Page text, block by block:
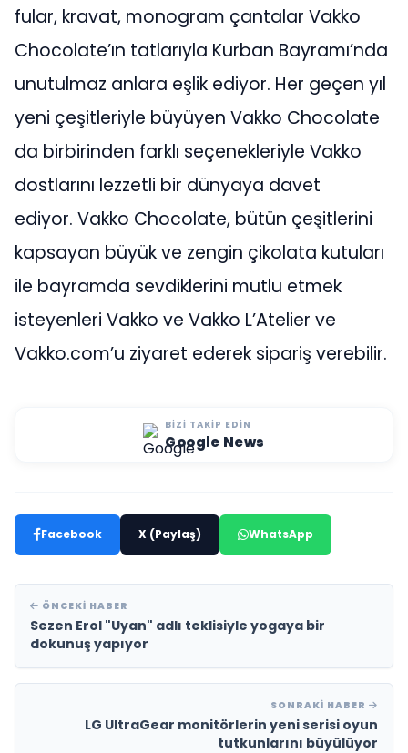
fular, kravat, monogram çantalar Vakko
Chocolate’ın tatlarıyla Kurban Bayramı’nda
unutulmaz anlara eşlik ediyor. Her geçen yıl
yeni çeşitleriyle büyüyen Vakko Chocolate
da birbirinden farklı seçenekleriyle Vakko
dostlarını lezzetli bir dünyaya davet
ediyor. Vakko Chocolate, bütün çeşitlerini
kapsayan büyük ve zengin çikolata kutuları
ile bayramda sevdiklerini mutlu etmek
isteyenleri Vakko ve Vakko L’Atelier ve
Vakko.com’u ziyaret ederek sipariş verebilir.
BIZI TAKIP EDIN
Google News
Facebook X (Paylaş) WhatsApp
ÖNCEKI HABER
Sezen Erol "Uyan" adlı teklisiyle yogaya bir
dokunuş yapıyor
SONRAKI HABER
LG UltraGear monitörlerin yeni serisi oyun
tutkunlarını büyülüyor